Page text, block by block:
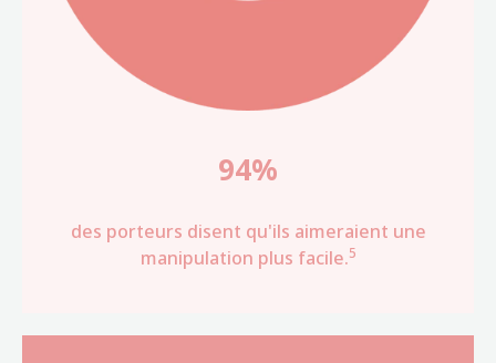
94%
des porteurs disent qu'ils aimeraient une
manipulation plus facile.5